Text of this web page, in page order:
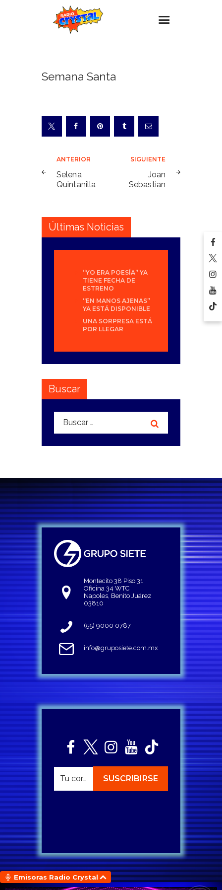
Estaciones
Promociones
Noticias
Contacto
Semana Santa
Navegación
de
entradas
ANTERIOR
Selena
Quintanilla
SIGUIENTE
Joan
Sebastian
Últimas Noticias
“YO ERA POESÍA” YA
TIENE FECHA DE
ESTRENO
“EN MANOS AJENAS”
YA ESTÁ DISPONIBLE
UNA SORPRESA ESTÁ
POR LLEGAR
Buscar
Buscar:
Montecito 38 Piso 31
Oficina 34 WTC
Napoles, Benito Juárez
03810
(55) 9000 0787
info@gruposiete.com.mx
Emisoras Radio Crystal